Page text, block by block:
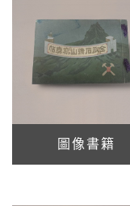
圖像書籍